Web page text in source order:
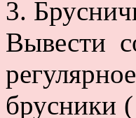
3.
Вывести
брусники